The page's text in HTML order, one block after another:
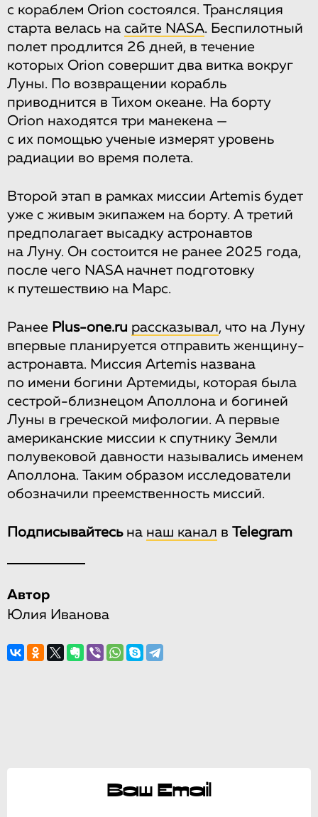
с кораблем Orion состоялся. Трансляция
старта велась на сайте NASA. Беспилотный
полет продлится 26 дней, в течение
которых Orion совершит два витка вокруг
Луны. По возвращении корабль
приводнится в Тихом океане. На борту
Orion находятся три манекена —
с их помощью ученые измерят уровень
радиации во время полета.
Второй этап в рамках миссии Artemis будет
уже с живым экипажем на борту. А третий
предполагает высадку астронавтов
на Луну. Он состоится не ранее 2025 года,
после чего NASA начнет подготовку
к путешествию на Марс.
Ранее Plus-one.ru рассказывал, что на Луну
впервые планируется отправить женщину-
астронавта. Миссия Artemis названа
по имени богини Артемиды, которая была
сестрой-близнецом Аполлона и богиней
Луны в греческой мифологии. А первые
американские миссии к спутнику Земли
полувековой давности назывались именем
Аполлона. Таким образом исследователи
обозначили преемственность миссий.
Подписывайтесьна наш канал в Telegram
Автор
Юлия Иванова
Ваш Email